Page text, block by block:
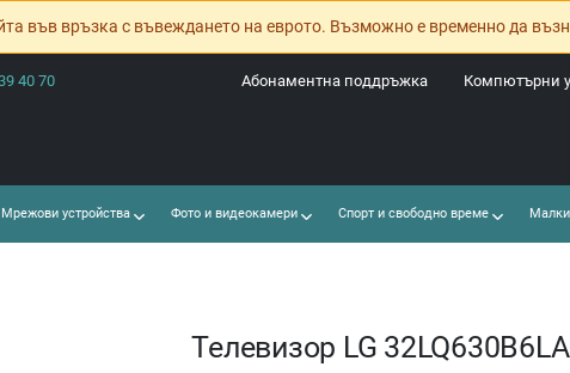
във връзка с въвеждането на еврото. Възможно е временно да
40 70 Компютърни
Абонаментна поддръжка
устройства Фото и видеокамери Спорт и свободно време Малки
Телевизор LG 32LQ630B6LA